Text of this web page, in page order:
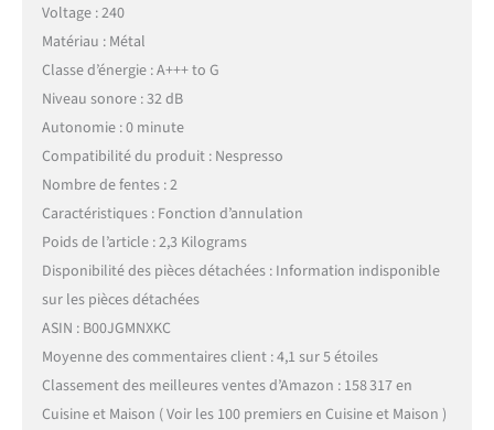
Voltage : 240
Matériau : Métal
Classe d’énergie : A+++ to G
Niveau sonore : 32 dB
Autonomie : 0 minute
Compatibilité du produit : Nespresso
Nombre de fentes : 2
Caractéristiques : Fonction d’annulation
Poids de l’article : 2,3 Kilograms
Disponibilité des pièces détachées : Information indisponible
sur les pièces détachées
ASIN : B00JGMNXKC
Moyenne des commentaires client : 4,1 sur 5 étoiles
Classement des meilleures ventes d’Amazon : 158 317 en
Cuisine et Maison ( Voir les 100 premiers en Cuisine et Maison )